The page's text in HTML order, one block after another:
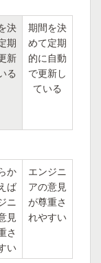
決
期
新
る
期間を決
めて定期
的に自動
で更新し
ている
か
ば
ニ
見
さ
い
エンジニ
アの意見
が尊重さ
れやすい